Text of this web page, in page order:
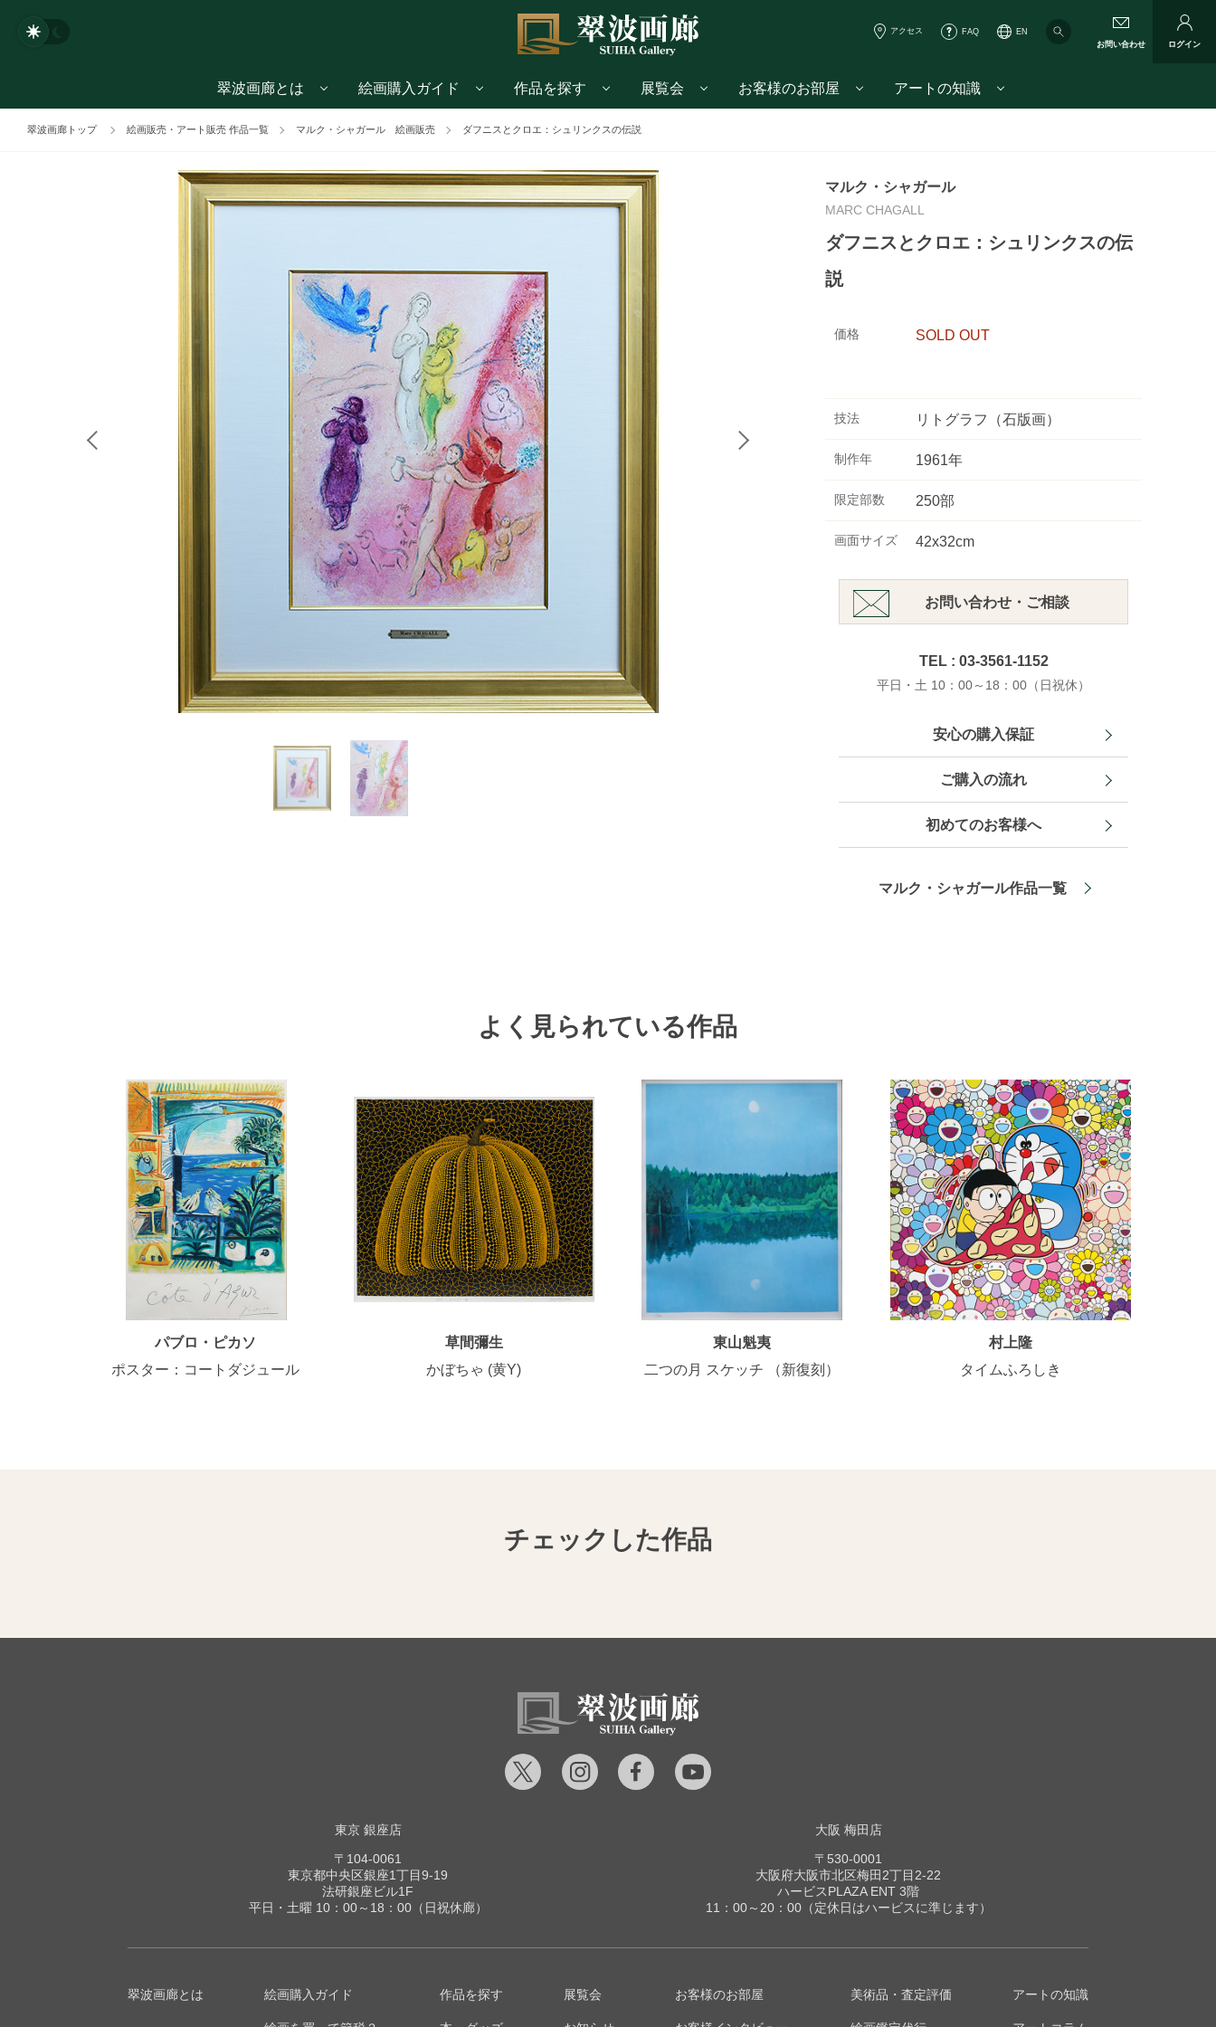
アクセス FAQ
EN
お問い合わせ
ログイン
翠波画廊とは 絵画購入ガイド 作品を探す 展覧会 お客様のお部屋 アートの知識
翠波画廊トップ 絵画販売・アート販売 作品一覧 マルク・シャガール 絵画販売 ダフニスとクロエ：シュリンクスの伝説
マルク・シャガール
MARC CHAGALL
ダフニスとクロエ：シュリンクスの伝
説
価格 SOLD OUT
技法 リトグラフ（石版画）
制作年 1961年
限定部数 250部
画面サイズ 42x32cm
お問い合わせ・ご相談
TEL : 03-3561-1152
平日・土 10：00～18：00（日祝休）
安心の購入保証
ご購入の流れ
初めてのお客様へ
マルク・シャガール作品一覧
よく見られている作品
パブロ・ピカソ
ポスター：コートダジュール
草間彌生
かぼちゃ (黄Y)
東山魁夷
二つの月 スケッチ （新復刻）
村上隆
タイムふろしき
チェックした作品
東京 銀座店
〒104-0061
東京都中央区銀座1丁目9-19
法研銀座ビル1F
平日・土曜 10：00～18：00（日祝休廊）
大阪 梅田店
〒530-0001
大阪府大阪市北区梅田2丁目2-22
ハービスPLAZA ENT 3階
11：00～20：00（定休日はハービスに準じます）
翠波画廊とは 絵画購入ガイド 作品を探す 展覧会 お客様のお部屋 美術品・査定評価 アートの知識